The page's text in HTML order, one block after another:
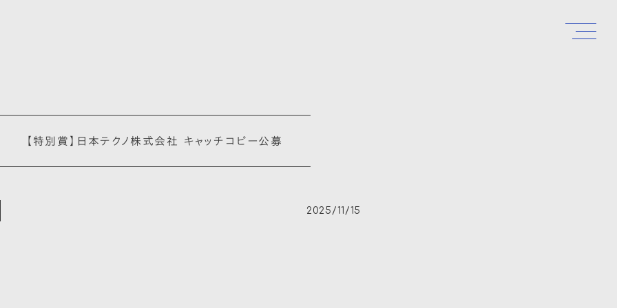
【特別賞】日本テクノ株式会社 キャッチコピー公募
2025/11/15